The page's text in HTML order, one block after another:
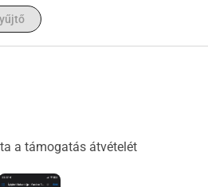
a támogatás átvételét